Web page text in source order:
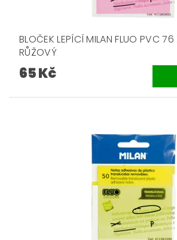
BLOČEK LEPÍCÍ MILAN FLUO PVC
RŮŽOVÝ
65 Kč